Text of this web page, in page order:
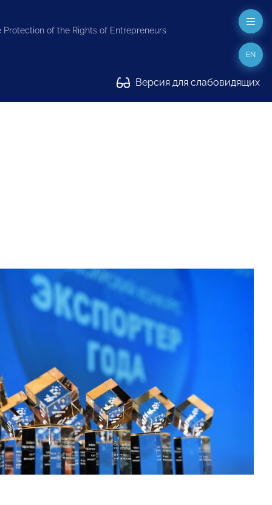
Protection of the Rights of Entrepreneurs
Версия для слабовидящих
EN